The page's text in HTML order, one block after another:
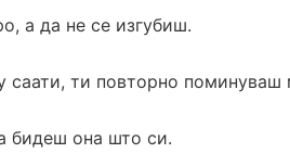
а да не се изгубиш.
ти повторно поминуваш
бидеш она што си.